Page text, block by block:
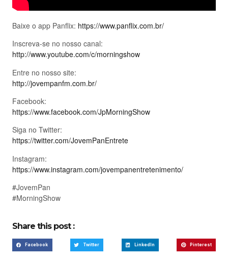
Baixe o app Panflix: https://www.panflix.com.br/
Inscreva-se no nosso canal:
http://www.youtube.com/c/morningshow
Entre no nosso site:
http://jovempanfm.com.br/
Facebook:
https://www.facebook.com/JpMorningShow
Siga no Twitter:
https://twitter.com/JovemPanEntrete
Instagram:
https://www.instagram.com/jovempanentretenimento/
#JovemPan
#MorningShow
Share this post :
Facebook Twitter LinkedIn Pinterest